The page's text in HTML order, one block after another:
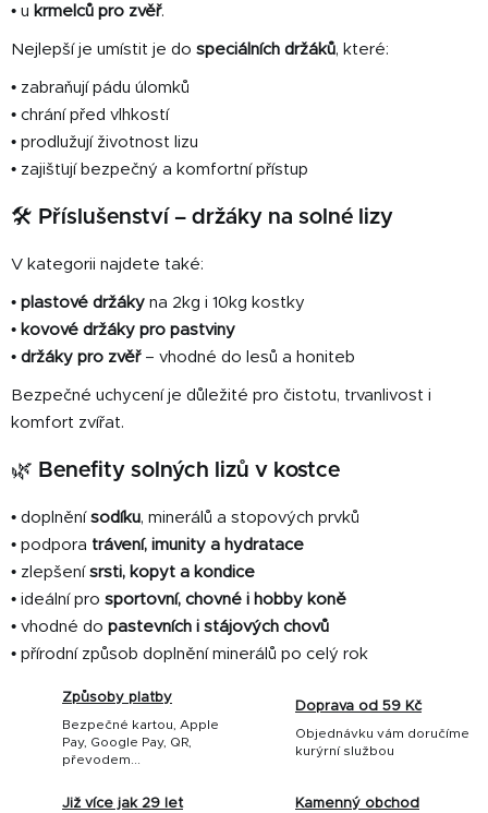
• u krmelců pro zvěř.
Nejlepší je umístit je do speciálních držáků, které:
• zabraňují pádu úlomků
• chrání před vlhkostí
• prodlužují životnost lizu
• zajišťují bezpečný a komfortní přístup
🛠️ Příslušenství – držáky na solné lizy
V kategorii najdete také:
• plastové držáky na 2kg i 10kg kostky
• kovové držáky pro pastviny
• držáky pro zvěř– vhodné do lesů a honiteb
Bezpečné uchycení je důležité pro čistotu, trvanlivost i
komfort zvířat.
🌿 Benefity solných lizů v kostce
• doplnění sodíku, minerálů a stopových prvků
• podpora trávení, imunity a hydratace
• zlepšení srsti, kopyt a kondice
• ideální pro sportovní, chovné i hobby koně
• vhodné do pastevních i stájových chovů
• přírodní způsob doplnění minerálů po celý rok
Způsoby platby
Bezpečné kartou, Apple
Pay, Google Pay, QR,
převodem...
Doprava od 59 Kč
Objednávku vám doručíme
kurýrní službou
Již více jak 29 let Kamenný obchod